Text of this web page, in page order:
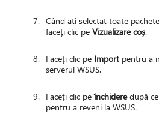
Când ați selectat toate
faceți clic peVizualizare coș.
Faceți clic pe Import pentru a
serverul WSUS.
Faceți clic peînchideredupă
pentru a reveni la WSUS.